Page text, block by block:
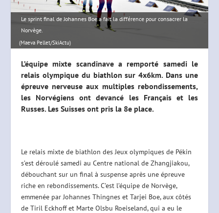
Le sprint final de Johannes Boe a fait la différence pour consacrer la
Norvège.
(Maeva Pellet/SkiActu)
L’équipe mixte scandinave a remporté samedi le
relais olympique du biathlon sur 4x6km. Dans une
épreuve nerveuse aux multiples rebondissements,
les Norvégiens ont devancé les Français et les
Russes. Les Suisses ont pris la 8e place.
Le relais mixte de biathlon des Jeux olympiques de Pékin
s’est déroulé samedi au Centre national de Zhangjiakou,
débouchant sur un final à suspense après une épreuve
riche en rebondissements. C’est l’équipe de Norvège,
emmenée par Johannes Thingnes et Tarjei Boe, aux côtés
de Tiril Eckhoff et Marte Olsbu Roeiseland, qui a eu le